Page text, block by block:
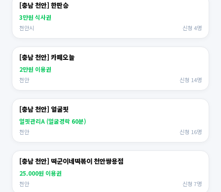
[충남 천안] 한판승
3만원 식사권
천안시 신청 4명
[충남 천안] 카페오늘
2만원 이용권
천안 신청 14명
[충남 천안] 얼굴핏
얼핏관리A (얼굴경락 60분)
천안 신청 16명
[충남 천안] 떡군이네떡볶이 천안쌍용점
25.000원 이용권
천안 신청 7명